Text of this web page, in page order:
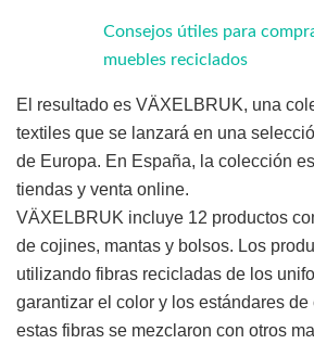
Consejos útiles para
muebles reciclados
El resultado es VÄXELBRUK, una
textiles que se lanzará en una
de Europa. En España, la colección
tiendas y venta online.
VÄXELBRUK incluye 12 productos
de cojines, mantas y bolsos. Los
utilizando fibras recicladas de los
garantizar el color y los estándares
estas fibras se mezclaron con otros